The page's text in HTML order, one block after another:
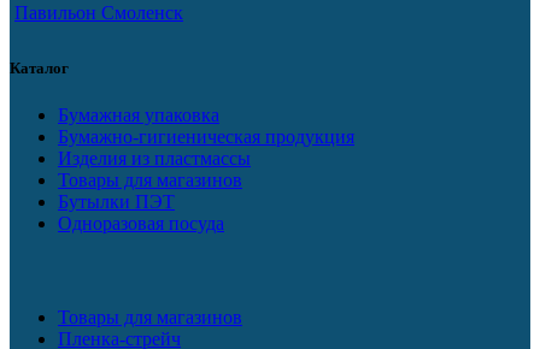
Павильон Смоленск
Каталог
Бумажная упаковка
Бумажно-гигиеническая продукция
Изделия из пластмассы
Товары для магазинов
Бутылки ПЭТ
Одноразовая посуда
Товары для магазинов
Пленка-стрейч